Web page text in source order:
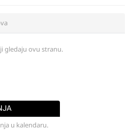
gledaju ovu stranu.
u kalendaru.